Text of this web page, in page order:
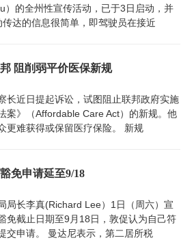
）的全州性宣传活动，已于3日启动，并
达的信息很简单，即驾驶员在接近
阻削弱平价医保新规
长近日提起诉讼，试图阻止联邦政府实施
案》（Affordable Care Act）的新规。他
更难获得或保留医疗保险。 新规
免申请延至9/18
局长李真(Richard Lee）1日（周六）宣
免截止日期至9月18日，敦促认为自己符
交申请。 曼达尼表示，第二居所税